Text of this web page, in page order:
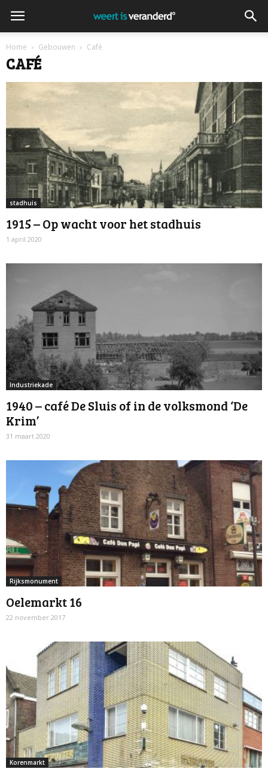
Home Gebouwen Café
CAFÉ
stadhuis
1915 – Op wacht voor het stadhuis
1 april 2020
Industriekade
1940 – café De Sluis of in de volksmond ‘De
Krim’
31 maart 2020
Rijksmonument
Oelemarkt 16
22 november 2017
Korenmarkt